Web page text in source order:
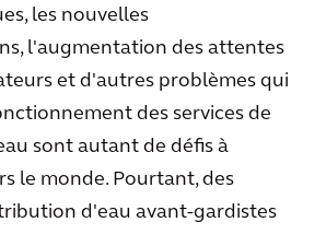
les nouvelles
l'augmentation des attentes
et d'autres problèmes qui
des services de
sont autant de défis à
le monde. Pourtant, des
d'eau avant-gardistes